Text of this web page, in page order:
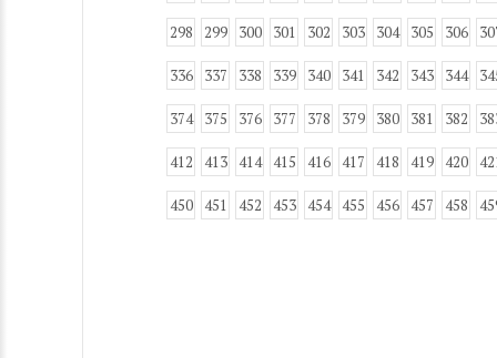
298 299 300 301 302 303 304 305 306
336 337 338 339 340 341 342 343 344
374 375 376 377 378 379 380 381 382
412 413 414 415 416 417 418 419 420
450 451 452 453 454 455 456 457 458